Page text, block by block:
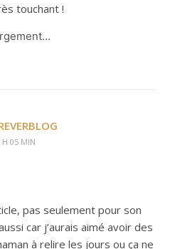
touchant !
H 05 MIN
pas seulement pour son
car j’aurais aimé avoir des
à relire les jours ou ça ne